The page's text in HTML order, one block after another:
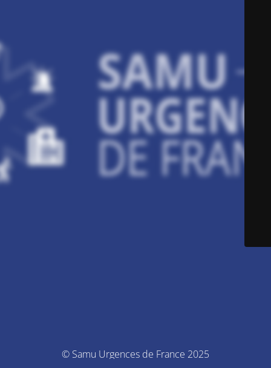
© Samu Urgences de France 2025